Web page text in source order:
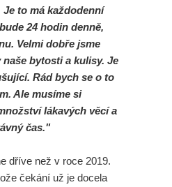
to má každodenní
24 hodin denně,
Velmi dobře jsme
bytosti a kulisy. Je
Rád bych se o to
Ale musíme si
lákavých věcí a
čas."
dříve než v roce 2019.
čekání už je docela